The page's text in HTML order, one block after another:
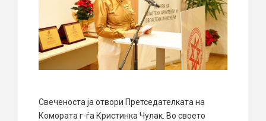
Свеченоста ја отвори Претседателката на
Комората г-ѓа Кристинка Чулак. Во своето